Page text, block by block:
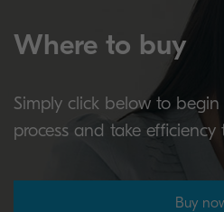
Where to buy
Simply click below to
process and take efficiency
Buy